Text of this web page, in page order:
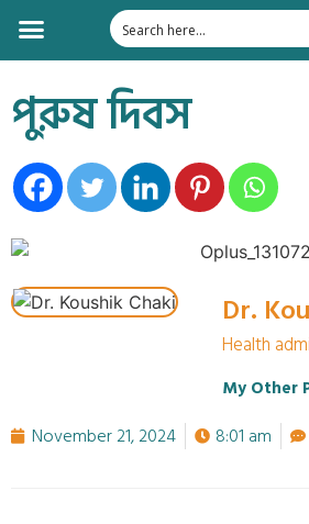
পুরুষ দিবস
Dr.
Health
My Other
November 21, 2024 8:01 am